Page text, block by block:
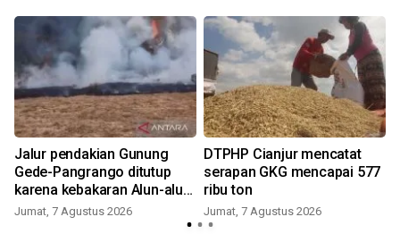
Jalur pendakian Gunung
Gede-Pangrango ditutup
karena kebakaran Alun-alun
Suryakancana
Jumat, 7 Agustus 2026
DTPHP Cianjur mencatat
serapan GKG mencapai 577
ribu ton
Jumat, 7 Agustus 2026